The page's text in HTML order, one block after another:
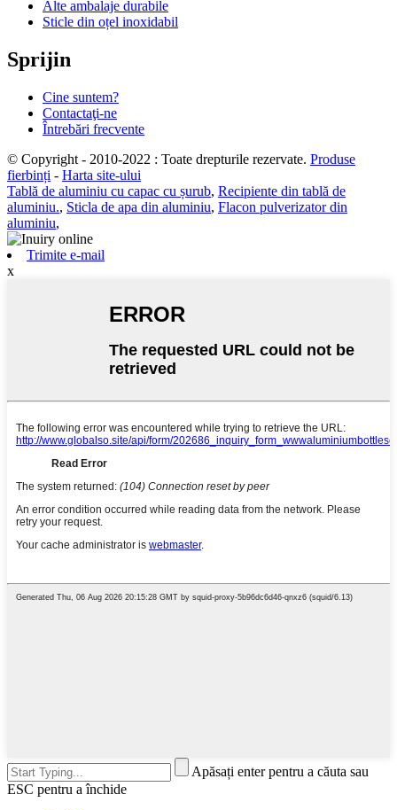
Alte ambalaje durabile
Sticle din oțel inoxidabil
Sprijin
Cine suntem?
Contactaţi-ne
Întrebări frecvente
© Copyright - 2010-2022 : Toate drepturile rezervate. Produse
fierbinți - Harta site-ului
Tablă de aluminiu cu capac cu șurub, Recipiente din tablă de
aluminiu., Sticla de apa din aluminiu, Flacon pulverizator din
aluminiu,
Trimite e-mail
x
Apăsați enter pentru a căuta sau
ESC pentru a închide